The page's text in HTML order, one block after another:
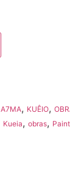
A7MA, KUÊIO,
Kueia, obras, Paint